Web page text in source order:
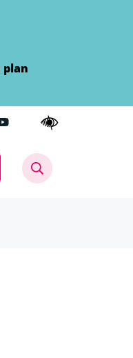
plan
FacebookInstagram
le compte Linkedin
vers la chaîne
AFFICHER LA